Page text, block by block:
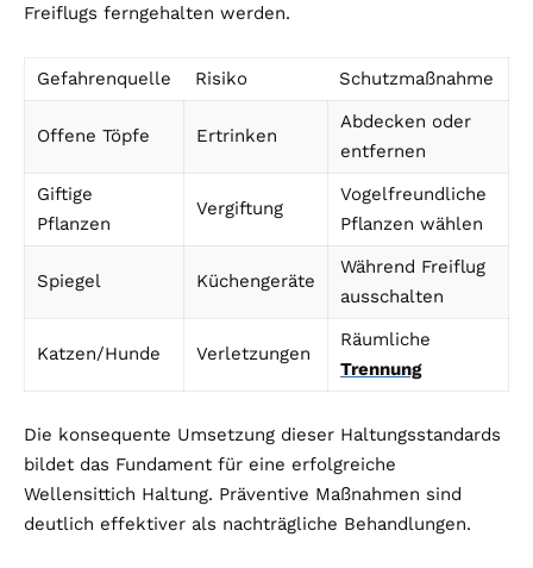
Freiflugs ferngehalten werden.
Gefahrenquelle Risiko Schutzmaßnahme
Offene Töpfe Ertrinken
Abdecken oder
entfernen
Giftige
Pflanzen
Vergiftung
Vogelfreundliche
Pflanzen wählen
Spiegel Küchengeräte
Während Freiflug
ausschalten
Katzen/Hunde Verletzungen
Räumliche
Trennung
Die konsequente Umsetzung dieser Haltungsstandards
bildet das Fundament für eine erfolgreiche
Wellensittich Haltung. Präventive Maßnahmen sind
deutlich effektiver als nachträgliche Behandlungen.